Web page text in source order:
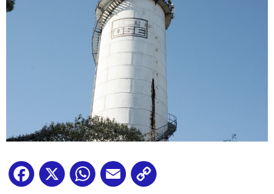
Facebook
X WhatsApp
Email